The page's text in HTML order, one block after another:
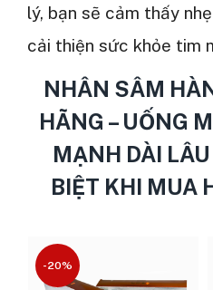
lý, bạn sẽ cảm thấy
cải thiện sức khỏe tim
NHÂN SÂM
HÃNG – UỐNG
MẠNH DÀI
BIỆT KHI MUA
-20%